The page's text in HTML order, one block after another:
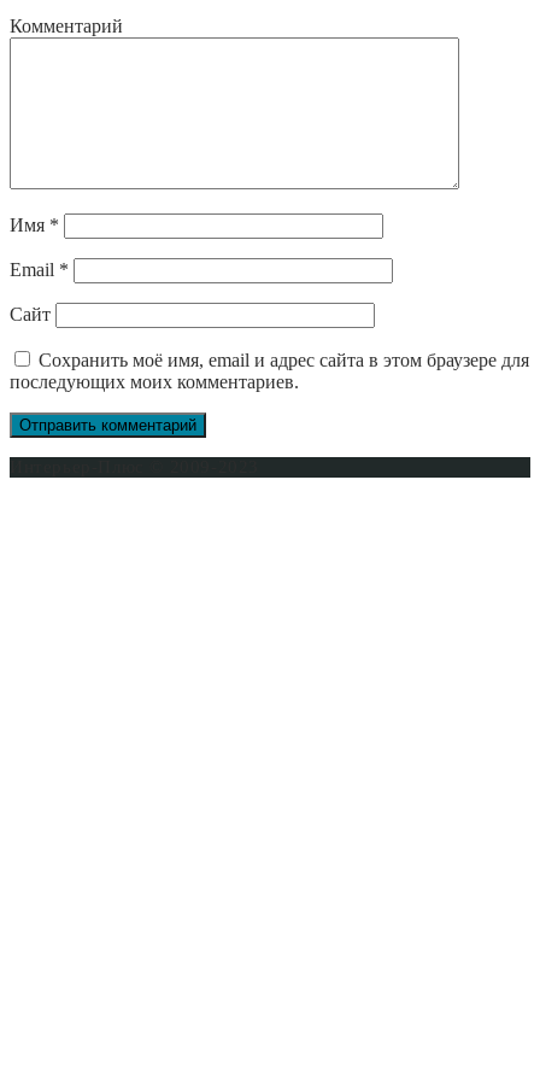
Комментарий
Имя *
Email *
Сайт
Сохранить моё имя, email и адрес сайта в этом браузере для
последующих моих комментариев.